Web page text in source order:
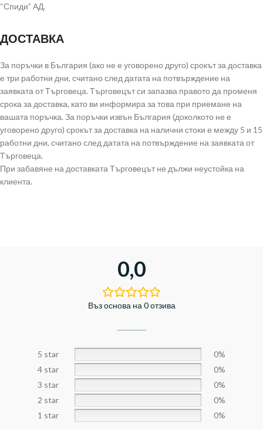
“Спиди” АД.
ДОСТАВКА
За поръчки в България (ако не е уговорено друго) срокът за доставка
е три работни дни, считано след датата на потвърждение на
заявката от Търговеца. Търговецът си запазва правото да променя
срока за доставка, като ви информира за това при приемане на
вашата поръчка. За поръчки извън България (доколкото не е
уговорено друго) срокът за доставка на налични стоки е между 5 и 15
работни дни, считано след датата на потвърждение на заявката от
Търговеца.
При забавяне на доставката Търговецът не дължи неустойка на
клиента.
0,0
Въз основа на 0 отзива
5 star
0%
4 star
0%
3 star
0%
2 star
0%
1 star
0%